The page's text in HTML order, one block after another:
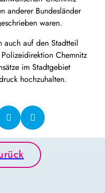
anderer Bundesländer
waren.
auch auf den Stadtteil
Chemnitz
im Stadtgebiet
hochzuhalten.